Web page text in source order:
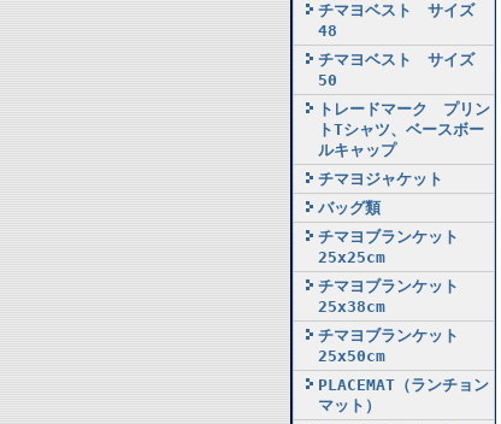
チマヨベスト サイズ
48
チマヨベスト サイズ
50
トレードマーク プリン
トTシャツ、ベースボー
ルキャップ
チマヨジャケット
バッグ類
チマヨブランケット
25x25cm
チマヨブランケット
25x38cm
チマヨブランケット
25x50cm
PLACEMAT（ランチョン
マット）